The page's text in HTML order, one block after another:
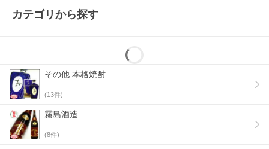
カテゴリから探す
その他 本格焼酎
(13件)
霧島酒造
(8件)